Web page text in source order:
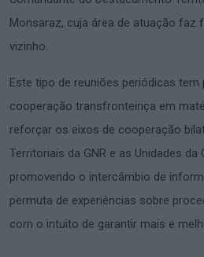
Monsaraz, cuja área de atuação faz
vizinho.
Este tipo de reuniões periódicas
cooperação transfronteiriça em
reforçar os eixos de cooperação
Territoriais da GNR e as Unidades da
promovendo o intercâmbio de
permuta de experiências sobre
com o intuito de garantir mais e